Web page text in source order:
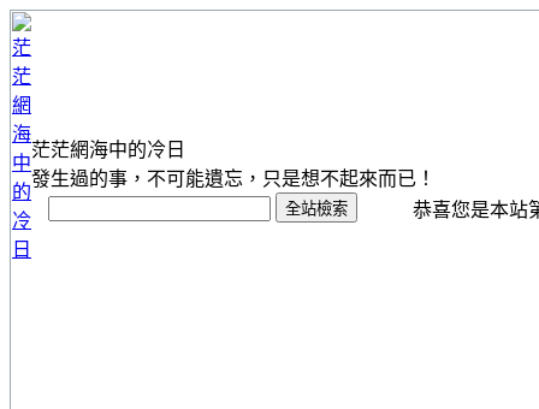
茫茫網海中的冷日
發生過的事，不可能遺忘，只是想不起來而已！
恭喜您是本站